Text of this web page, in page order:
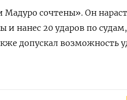
Мадуро сочтены». Он
и нанес 20 ударов по
допускал возможность